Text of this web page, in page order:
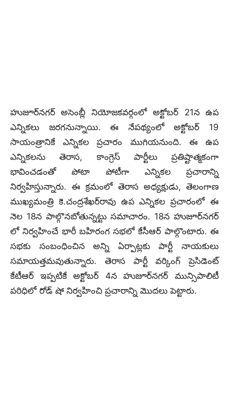
హుజూర్‌నగర్‌ అసెంబ్లీ నియోజకవర్గంలో అక్టోబర్ 21న ఉప
ఎన్నికలు జరగనున్నాయి. ఈ నేపథ్యంలో అక్టోబర్ 19
సాయంత్రానికే ఎన్నికల ప్రచారం ముగియనుంది. ఈ ఉప
ఎన్నికలను తెరాస, కాంగ్రెస్‌ పార్టీలు ప్రతిష్టాత్మకంగా
భావించడంతో పోటా పోటీగా ఎన్నికల ప్రచారాన్ని
నిర్వహిస్తున్నారు. ఈ క్రమంలో తెరాస అధ్యక్షుడు, తెలంగాణ
ముఖ్యమంత్రి కె.చంద్రశేఖర్‌రావు ఉప ఎన్నికల ప్రచారంలో ఈ
నెల 18న పాల్గొనబోతున్నట్టు సమాచారం. 18న హుజూర్‌నగర్‌
లో నిర్వహించే భారీ బహిరంగ సభలో కేసీఆర్‌ పాల్గొంటారు. ఈ
సభకు సంబంధించిన అన్ని ఏర్పాట్లకు పార్టీ నాయకులు
సమాయత్తమవుతున్నారు. తెరాస పార్టీ వర్కింగ్‌ ప్రెసిడెంట్‌
కేటీఆర్‌ ఇప్పటికే అక్టోబర్ 4న హుజూర్‌నగర్‌ మున్సిపాలిటీ
పరిధిలో రోడ్‌ షో నిర్వహించి ప్రచారాన్ని మొదలు పెట్టారు.